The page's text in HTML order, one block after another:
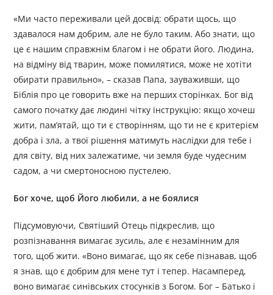
«Ми часто переживали цей досвід: обрати щось, що
здавалося нам добрим, але не було таким. Або знати, що
це є нашим справжнім благом і не обрати його. Людина,
на відміну від тварин, може помилятися, може не хотіти
обирати правильно», – сказав Папа, зауваживши, що
Біблія про це говорить вже на перших сторінках. Бог від
самого початку дає людині чітку інструкцію: якщо хочеш
жити, пам’ятай, що ти є створінням, що ти не є критерієм
добра і зла, а твої рішення матимуть наслідки для тебе і
для світу, від них залежатиме, чи земля буде чудесним
садом, а чи смертоносною пустелею.
Бог хоче, щоб Його любили, а не боялися
Підсумовуючи, Святіший Отець підкреслив, що
розпізнавання вимагає зусиль, але є незамінним для
того, щоб жити. «Воно вимагає, що як себе пізнавав, щоб
я знав, що є добрим для мене тут і тепер. Насамперед,
воно вимагає синівських стосунків з Богом. Бог – Батько і